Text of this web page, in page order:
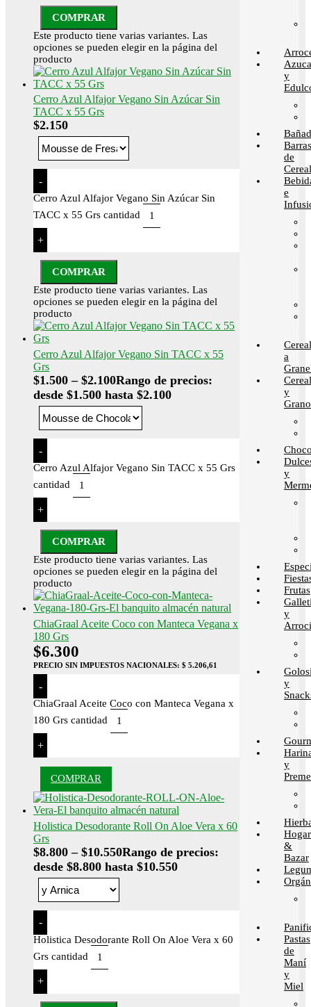
COMPRAR
Este producto tiene varias variantes. Las
opciones se pueden elegir en la página del
producto
Cerro Azul Alfajor Vegano Sin Azúcar Sin
TACC x 55 Grs
$2.150
-
Cerro Azul Alfajor Vegano Sin Azúcar Sin
TACC x 55 Grs cantidad
+
COMPRAR
Este producto tiene varias variantes. Las
opciones se pueden elegir en la página del
producto
Cerro Azul Alfajor Vegano Sin TACC x 55
Grs
$1.500 – $2.100Rango de precios:
desde $1.500 hasta $2.100
-
Cerro Azul Alfajor Vegano Sin TACC x 55 Grs
cantidad
+
COMPRAR
Este producto tiene varias variantes. Las
opciones se pueden elegir en la página del
producto
ChiaGraal Aceite Coco con Manteca Vegana x
180 Grs
$6.300
PRECIO SIN IMPUESTOS NACIONALES: $ 5.206,61
-
ChiaGraal Aceite Coco con Manteca Vegana x
180 Grs cantidad
+
COMPRAR
Holistica Desodorante Roll On Aloe Vera x 60
Grs
$8.800 – $10.550Rango de precios:
desde $8.800 hasta $10.550
-
Holistica Desodorante Roll On Aloe Vera x 60
Grs cantidad
+
y
Barras
de
e
a
y
y
Frutas
y
y
y
Hogar
&
Bazar
Pastas
de
Maní
y
Miel